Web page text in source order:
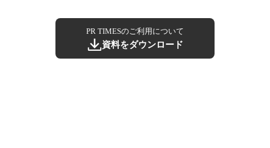
PR TIMESのご利用について
資料をダウンロード